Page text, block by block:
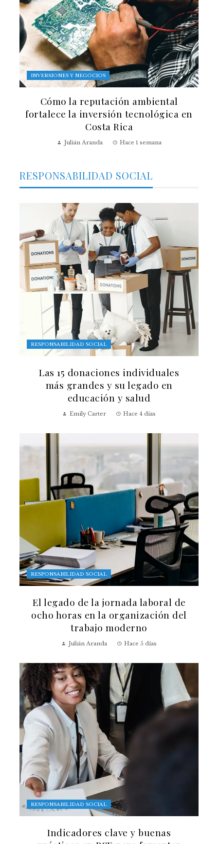
INVERSIONES Y NEGOCIOS
Cómo la reputación ambiental
fortalece la inversión tecnológica en
Costa Rica
Julián Aranda Hace 1 semana
RESPONSABILIDAD SOCIAL
RESPONSABILIDAD SOCIAL
Las 15 donaciones individuales
más grandes y su legado en
educación y salud
Emily Carter Hace 4 días
RESPONSABILIDAD SOCIAL
El legado de la jornada laboral de
ocho horas en la organización del
trabajo moderno
Julián Aranda Hace 5 días
RESPONSABILIDAD SOCIAL
Indicadores clave y buenas